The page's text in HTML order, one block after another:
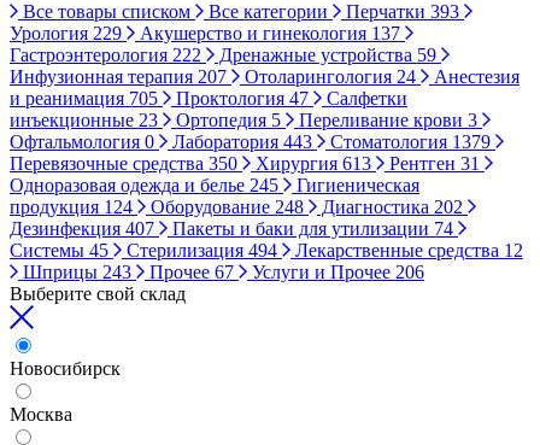
Все товары списком Все категории Перчатки 393
Урология 229 Акушерство и гинекология 137
Гастроэнтерология 222 Дренажные устройства 59
Инфузионная терапия 207 Отоларингология 24
Анестезия
и реанимация 705 Проктология 47
Салфетки
инъекционные 23 Ортопедия 5 Переливание крови 3
Офтальмология 0 Лаборатория 443 Стоматология 1379
Перевязочные средства 350 Хирургия 613 Рентген 31
Одноразовая одежда и белье 245
Гигиеническая
продукция 124 Оборудование 248 Диагностика 202
Дезинфекция 407 Пакеты и баки для утилизации 74
Системы 45 Стерилизация 494 Лекарственные средства 12
Шприцы 243 Прочее 67 Услуги и Прочее 206
Выберите свой склад
Новосибирск
Москва